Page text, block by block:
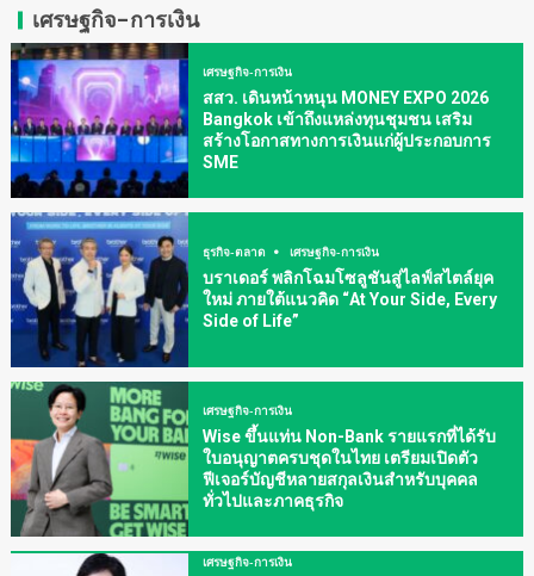
เศรษฐกิจ-การเงิน
เศรษฐกิจ-การเงิน
สสว. เดินหน้าหนุน MONEY EXPO 2026
Bangkok เข้าถึงแหล่งทุนชุมชน เสริม
สร้างโอกาสทางการเงินแก่ผู้ประกอบการ
SME
ธุรกิจ-ตลาด เศรษฐกิจ-การเงิน
บราเดอร์ พลิกโฉมโซลูชันสู่ไลฟ์สไตล์ยุค
ใหม่ ภายใต้แนวคิด “At Your Side, Every
Side of Life”
เศรษฐกิจ-การเงิน
Wise ขึ้นแท่น Non-Bank รายแรกที่ได้รับ
ใบอนุญาตครบชุดในไทย เตรียมเปิดตัว
ฟีเจอร์บัญชีหลายสกุลเงินสำหรับบุคคล
ทั่วไปและภาคธุรกิจ
เศรษฐกิจ-การเงิน